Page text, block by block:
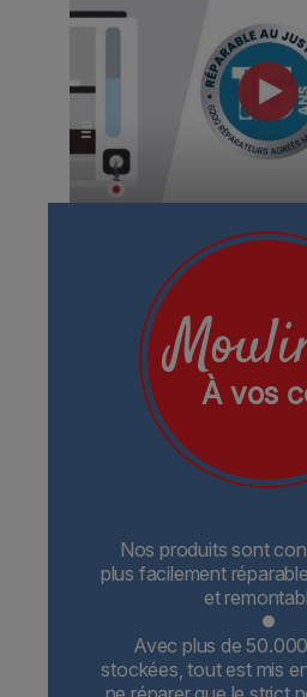
À vos
Nos produits sont
plus facilement
et
Avec plus de
stockées, tout est mis